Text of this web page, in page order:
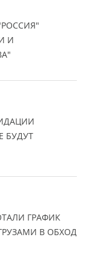
И
БУДУТ
ГРАФИК
В ОБХОД